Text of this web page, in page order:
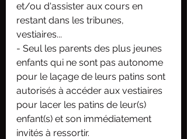
et/ou d'assister aux cours en
restant dans les tribunes,
vestiaires...
- Seul les parents des plus jeunes
enfants qui ne sont pas autonome
pour le laçage de leurs patins sont
autorisés à accéder aux vestiaires
pour lacer les patins de leur(s)
enfant(s) et son immédiatement
invités à ressortir.